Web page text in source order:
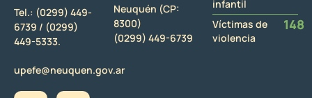
Tel.: (0299) 449-
6739 / (0299)
449-5333.
upefe@neuquen.gov.ar
Neuquén (CP:
8300)
(0299) 449-6739
infantil
Víctimas de
violencia
148